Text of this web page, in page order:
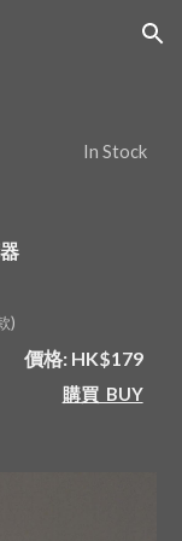
Skip to navigation
In Stock
)
價格: HK$179
購買  BUY